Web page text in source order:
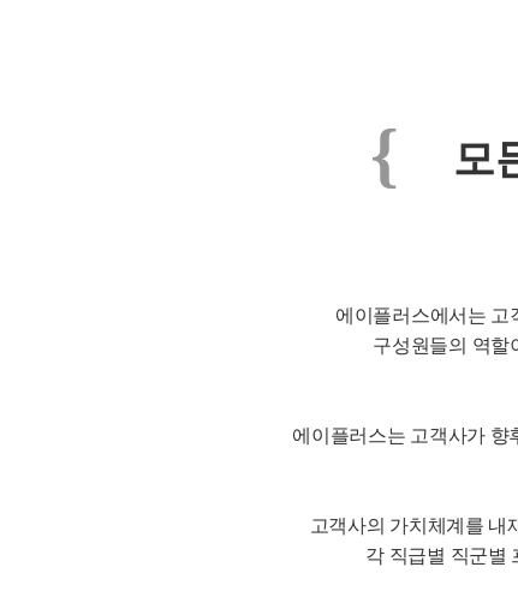
{ 모
에이플러스에서는 고
구성원들의 역할
에이플러스는 고객사가 향
고객사의 가치체계를 내
각 직급별 직군별